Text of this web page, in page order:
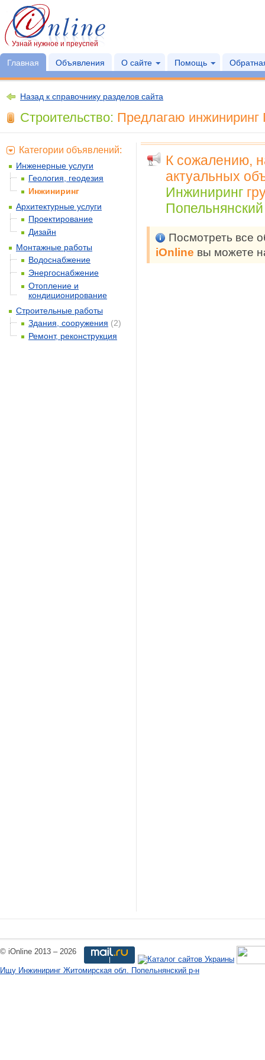
Узнай нужное и преуспей
Главная Объявления О сайте Помощь
Назад к справочнику разделов сайта
Строительство: Предлагаю инжиниринг
К сожалению,
актуальных
Инжиниринг
Посмотреть все
iOnline вы можете
Категории объявлений:
Инженерные услуги
Геология, геодезия
Инжиниринг
Архитектурные услуги
Проектирование
Дизайн
Монтажные работы
Водоснабжение
Энергоснабжение
Отопление и
кондиционирование
Строительные работы
Здания, сооружения (2)
Ремонт, реконструкция
© iOnline 2013 – 2026
Ищу Инжиниринг Житомирская обл. Попельнянский р-н